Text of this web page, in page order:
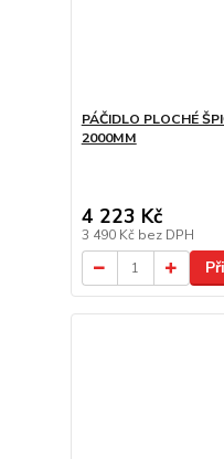
PÁČIDLO PLOCHÉ
2000MM
4 223 Kč
3 490 Kč bez DPH